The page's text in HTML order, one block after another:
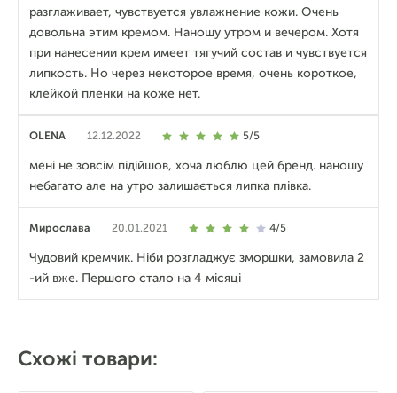
Схожі товари:
разглаживает, чувствуется увлажнение кожи. Очень
довольна этим кремом. Наношу утром и вечером. Хотя
при нанесении крем имеет тягучий состав и чувствуется
липкость. Но через некоторое время, очень короткое,
клейкой пленки на коже нет.
OLENA 12.12.2022 5/5
мені не зовсім підійшов, хоча люблю цей бренд. наношу
небагато але на утро залишається липка плівка.
Мирослава 20.01.2021 4/5
Чудовий кремчик. Ніби розгладжує зморшки, замовила 2
-ий вже. Першого стало на 4 місяці